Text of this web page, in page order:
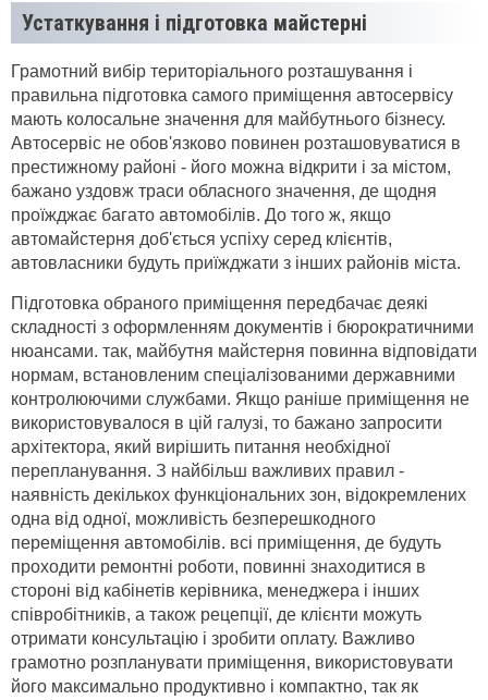
Устаткування і підготовка майстерні
Грамотний вибір територіального розташування і
правильна підготовка самого приміщення автосервісу
мають колосальне значення для майбутнього бізнесу.
Автосервіс не обов'язково повинен розташовуватися в
престижному районі - його можна відкрити і за містом,
бажано уздовж траси обласного значення, де щодня
проїжджає багато автомобілів. До того ж, якщо
автомайстерня доб'ється успіху серед клієнтів,
автовласники будуть приїжджати з інших районів міста.
Підготовка обраного приміщення передбачає деякі
складності з оформленням документів і бюрократичними
нюансами. так, майбутня майстерня повинна відповідати
нормам, встановленим спеціалізованими державними
контролюючими службами. Якщо раніше приміщення не
використовувалося в цій галузі, то бажано запросити
архітектора, який вирішить питання необхідної
перепланування. З найбільш важливих правил -
наявність декількох функціональних зон, відокремлених
одна від одної, можливість безперешкодного
переміщення автомобілів. всі приміщення, де будуть
проходити ремонтні роботи, повинні знаходитися в
стороні від кабінетів керівника, менеджера і інших
співробітників, а також рецепції, де клієнти можуть
отримати консультацію і зробити оплату. Важливо
грамотно розпланувати приміщення, використовувати
його максимально продуктивно і компактно, так як